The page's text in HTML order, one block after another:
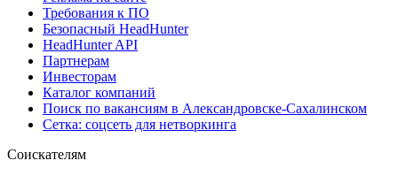
Требования к ПО
Безопасный HeadHunter
HeadHunter API
Партнерам
Инвесторам
Каталог компаний
Поиск по вакансиям в Александровске-Сахалинском
Сетка: соцсеть для нетворкинга
Соискателям